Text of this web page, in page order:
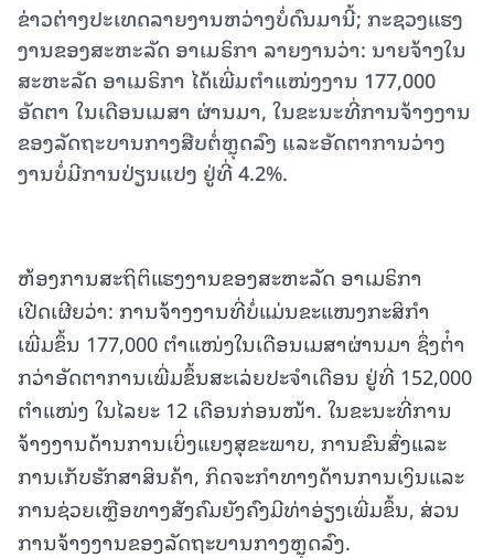
ຂ່າວຕ່າງປະເທດລາຍງານຫວ່າງບໍ່ດົນມານີ້; ກະຊວງ​ແຮງ​
ງານ​ຂອງ​ສະຫະລັດ ອາເມຣິກາ ລາຍງານວ່າ: ນາຍຈ້າງໃນ
ສະຫະລັດ ອາເມຣິກາ ​ໄດ້​ເພີ່ມຕຳແໜ່ງງານ 177,000
ອັດຕາ ​ໃນ​ເດືອນ​ເມສາ ຜ່ານມາ, ​ໃນ​ຂະນະ​ທີ່​ການ​ຈ້າງ​ງານ​
ຂອງ​ລັດຖະບານກາງ​​ສືບ​ຕໍ່​ຫຼຸດ​ລົງ ​ແລະ​ອັດຕາ​ການ​ວ່າງ​
ງານ​ບໍ່ມີການ​ປ່ຽນ​ແປງ ຢູ່ທີ່ 4.2%.
ຫ້ອງການສະຖິຕິແຮງງານຂອງສະຫະລັດ ອາເມຣິກາ
ເປີດເຜີຍວ່າ: ການຈ້າງງານທີ່ບໍ່ແມ່ນຂະແໜງກະສິກໍາ
ເພີ່ມຂຶ້ນ 177,000 ຕໍາແໜ່ງໃນເດືອນເມສາຜ່ານມາ ຊຶ່ງຕ່ໍາ
ກວ່າອັດຕາການເພີ່ມຂຶ້ນສະເລ່ຍປະຈຳເດືອນ ຢູ່ທີ່ 152,000
ຕຳແໜ່ງ ໃນໄລຍະ 12 ເດືອນກ່ອນໜ້າ. ໃນຂະນະທີ່ການ
ຈ້າງງານດ້ານການເບິ່ງແຍງສຸຂະພາບ, ການຂົນສົ່ງແລະ
ການເກັບຮັກສາສິນຄ້າ, ກິດຈະກໍາທາງດ້ານການເງິນແລະ
ການຊ່ວຍເຫຼືອທາງສັງຄົມຍັງຄົງມີທ່າອ່ຽງເພີ່ມຂຶ້ນ, ສ່ວນ
ການຈ້າງງານຂອງລັດຖະບານກາງຫຼຸດລົງ.